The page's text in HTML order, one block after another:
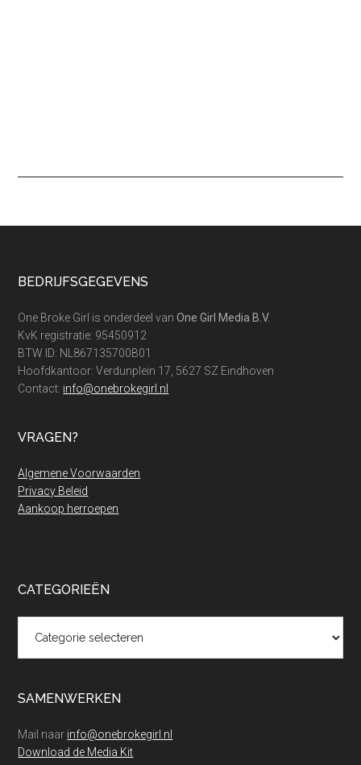
Footer
BEDRIJFSGEGEVENS
One Broke Girl is onderdeel vanOne Girl Media B.V.
KvK registratie: 95450912
BTW ID: NL867135700B01
Hoofdkantoor: Verdunplein 17, 5627 SZ Eindhoven
Contact: info@onebrokegirl.nl
VRAGEN?
Algemene Voorwaarden
Privacy Beleid
Aankoop herroepen
CATEGORIEËN
SAMENWERKEN
Mail naar info@onebrokegirl.nl
Download de Media Kit